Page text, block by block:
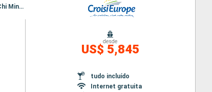
Itinerário : Siem Reap, Angkor (Angkor Vat), Tonle, Kampong Tralach, Phnom Penh, Sa Dec, Cai Be, Ho Chi Minh City, Hanoi, Baia de Halong, Hanoi
desde
US$ 5,845
tudo incluído
Internet gratuita